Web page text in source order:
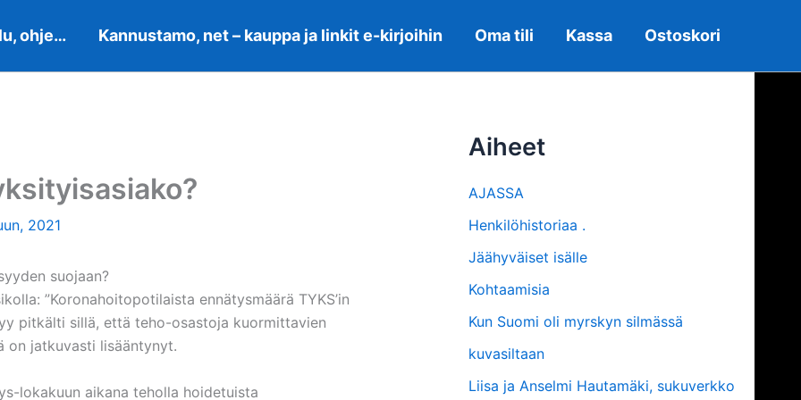
ohje… Kannustamo, net – kauppa ja linkit e-kirjoihin Oma tili Kassa Ostoskori
2021
suojaan?
”Koronahoitopotilaista ennätysmäärä TYKS’in
pitkälti sillä, että teho-osastoja kuormittavien
on jatkuvasti lisääntynyt.
lokakuun aikana teholla hoidetuista
Aiheet
AJASSA
Henkilöhistoriaa .
Jäähyväiset isälle
Kohtaamisia
Kun Suomi oli myrskyn silmässä
kuvasiltaan
Liisa ja Anselmi Hautamäki, sukuverkko